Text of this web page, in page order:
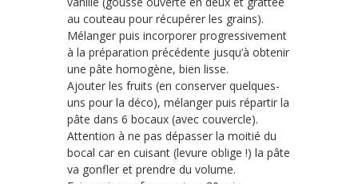
au couteau pour récupérer les grains).
Mélanger puis incorporer progressivement
à la préparation précédente jusqu’à obtenir
une pâte homogène, bien lisse.
Ajouter les fruits (en conserver quelques-
uns pour la déco), mélanger puis répartir la
pâte dans 6 bocaux (avec couvercle).
Attention à ne pas dépasser la moitié du
bocal car en cuisant (levure oblige !) la pâte
va gonfler et prendre du volume.